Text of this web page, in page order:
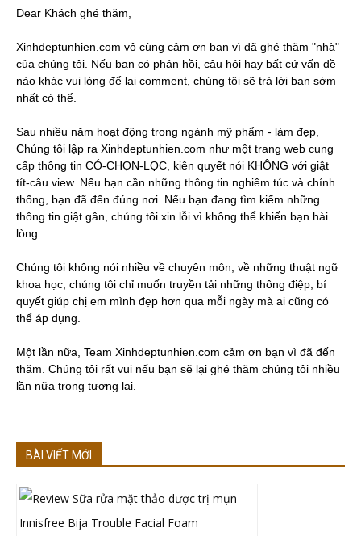
Dear Khách ghé thăm,
Xinhdeptunhien.com vô cùng cảm ơn bạn vì đã ghé thăm "nhà"
của chúng tôi. Nếu bạn có phản hồi, câu hỏi hay bất cứ vấn đề
nào khác vui lòng để lại comment, chúng tôi sẽ trả lời bạn sớm
nhất có thể.
Sau nhiều năm hoạt động trong ngành mỹ phẩm - làm đẹp,
Chúng tôi lập ra Xinhdeptunhien.com như một trang web cung
cấp thông tin CÓ-CHỌN-LỌC, kiên quyết nói KHÔNG với giật
tít-câu view. Nếu bạn cần những thông tin nghiêm túc và chính
thống, bạn đã đến đúng nơi. Nếu bạn đang tìm kiếm những
thông tin giật gân, chúng tôi xin lỗi vì không thể khiến bạn hài
lòng.
Chúng tôi không nói nhiều về chuyên môn, về những thuật ngữ
khoa học, chúng tôi chỉ muốn truyền tải những thông điệp, bí
quyết giúp chị em mình đẹp hơn qua mỗi ngày mà ai cũng có
thể áp dụng.
Một lần nữa, Team Xinhdeptunhien.com cảm ơn bạn vì đã đến
thăm. Chúng tôi rất vui nếu bạn sẽ lại ghé thăm chúng tôi nhiều
lần nữa trong tương lai.
BÀI VIẾT MỚI